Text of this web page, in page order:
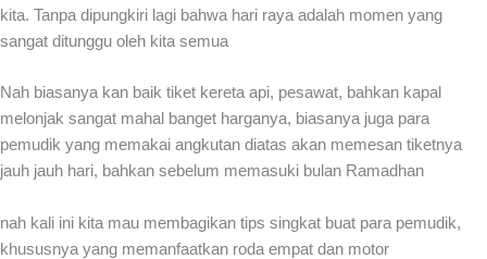
kita. Tanpa dipungkiri lagi bahwa hari raya adalah momen yang
sangat ditunggu oleh kita semua
Nah biasanya kan baik tiket kereta api, pesawat, bahkan kapal
melonjak sangat mahal banget harganya, biasanya juga para
pemudik yang memakai angkutan diatas akan memesan tiketnya
jauh jauh hari, bahkan sebelum memasuki bulan Ramadhan
nah kali ini kita mau membagikan tips singkat buat para pemudik,
khususnya yang memanfaatkan roda empat dan motor